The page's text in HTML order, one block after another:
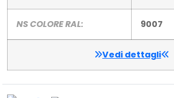
NS COLORE RAL: 9007
Vedi dettagli